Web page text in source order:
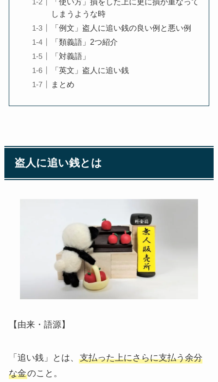
しまうような時
「例文」盗人に追い銭の良い例と悪い例
「類義語」2つ紹介
「対義語」
「英文」盗人に追い銭
まとめ
盗人に追い銭とは
【由来・語源】
「追い銭」とは、 支払った上にさらに支払う余分
な金のこと。